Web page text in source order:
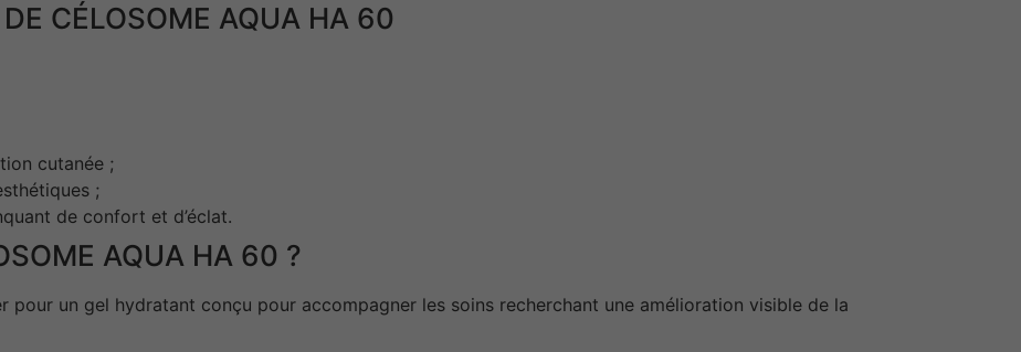
CÉLOSOME AQUA HA 60
cutanée ;
;
de confort et d’éclat.
AQUA HA 60 ?
pour un gel hydratant conçu pour accompagner les soins recherchant une amélioration visible de la